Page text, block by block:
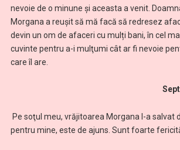
nevoie de o minune şi aceasta a venit.
Morgana a reuşit să mă facă să redresez
devin un om de afaceri cu mulți bani, în cel
cuvinte pentru a-i mulţumi cât ar fi nevoie
care îl are.
Pe soţul meu, vrăjitoarea Morgana l-a salvat
pentru mine, este de ajuns. Sunt foarte